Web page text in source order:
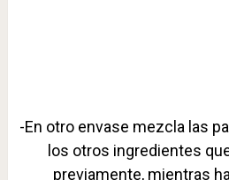
-En otro envase mezcla las
los otros ingredientes
previamente, mientras